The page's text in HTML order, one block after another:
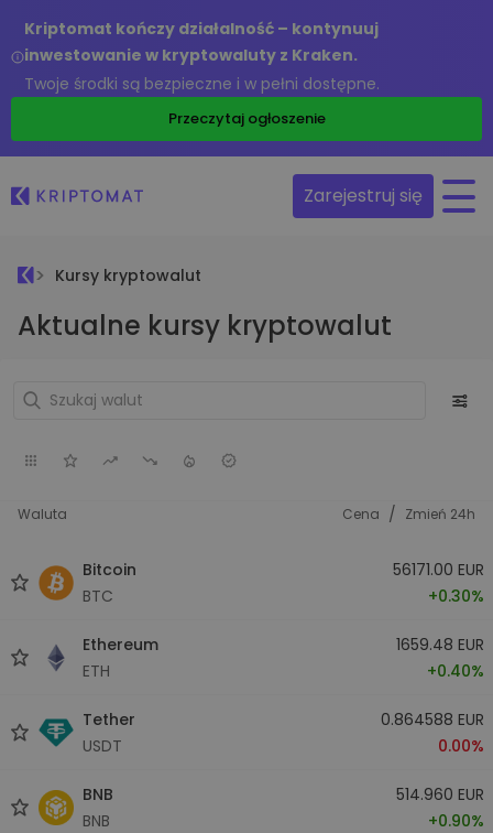
Kriptomat kończy działalność – kontynuuj
inwestowanie w kryptowaluty z Kraken.
Twoje środki są bezpieczne i w pełni dostępne.
Przeczytaj ogłoszenie
Zarejestruj się
Kursy kryptowalut
Aktualne kursy kryptowalut
Waluta Cena / Zmień 24h
Bitcoin
BTC
56171.00 EUR
+0.30%
Ethereum
ETH
1659.48 EUR
+0.40%
Tether
USDT
0.864588 EUR
0.00%
BNB
BNB
514.960 EUR
+0.90%